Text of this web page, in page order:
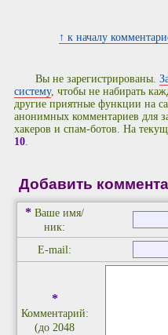
↑ к началу
Вы не зарегистрированы.
систему, чтобы не набирать
другие приятные функции на
анонимных комментариев для
хакеров и спам-ботов. На
10.
Добавить
* Ваше имя/
ник:
E-mail:
*
Комментарий:
(до 2048